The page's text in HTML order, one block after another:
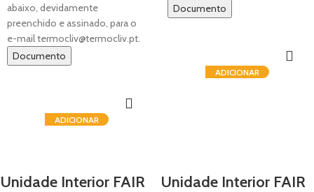
abaixo, devidamente
preenchido e assinado, para o
e-mail termocliv@termocliv.pt.
Documento
ADICIONAR
Documento
ADICIONAR
Unidade Interior FAIR
Unidade Interior FAIR